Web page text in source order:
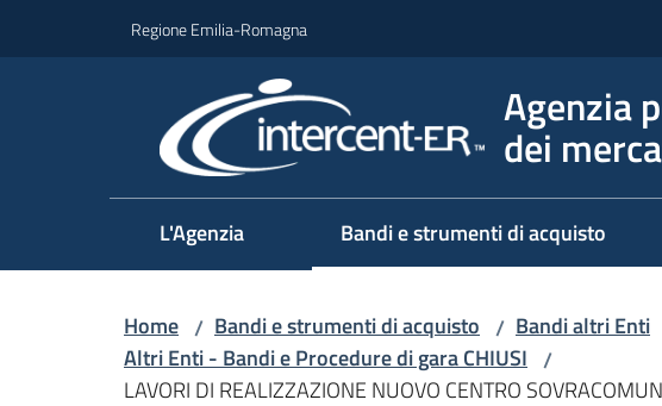
Regione Emilia-Romagna
Agenzia
dei
L'Agenzia Bandi e strumenti di acquisto
Home / Bandi e strumenti di acquisto / Bandi altri Enti
Altri Enti - Bandi e Procedure di gara CHIUSI /
LAVORI DI REALIZZAZIONE NUOVO CENTRO